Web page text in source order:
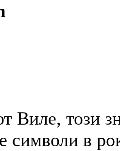
Виле, този
символи в